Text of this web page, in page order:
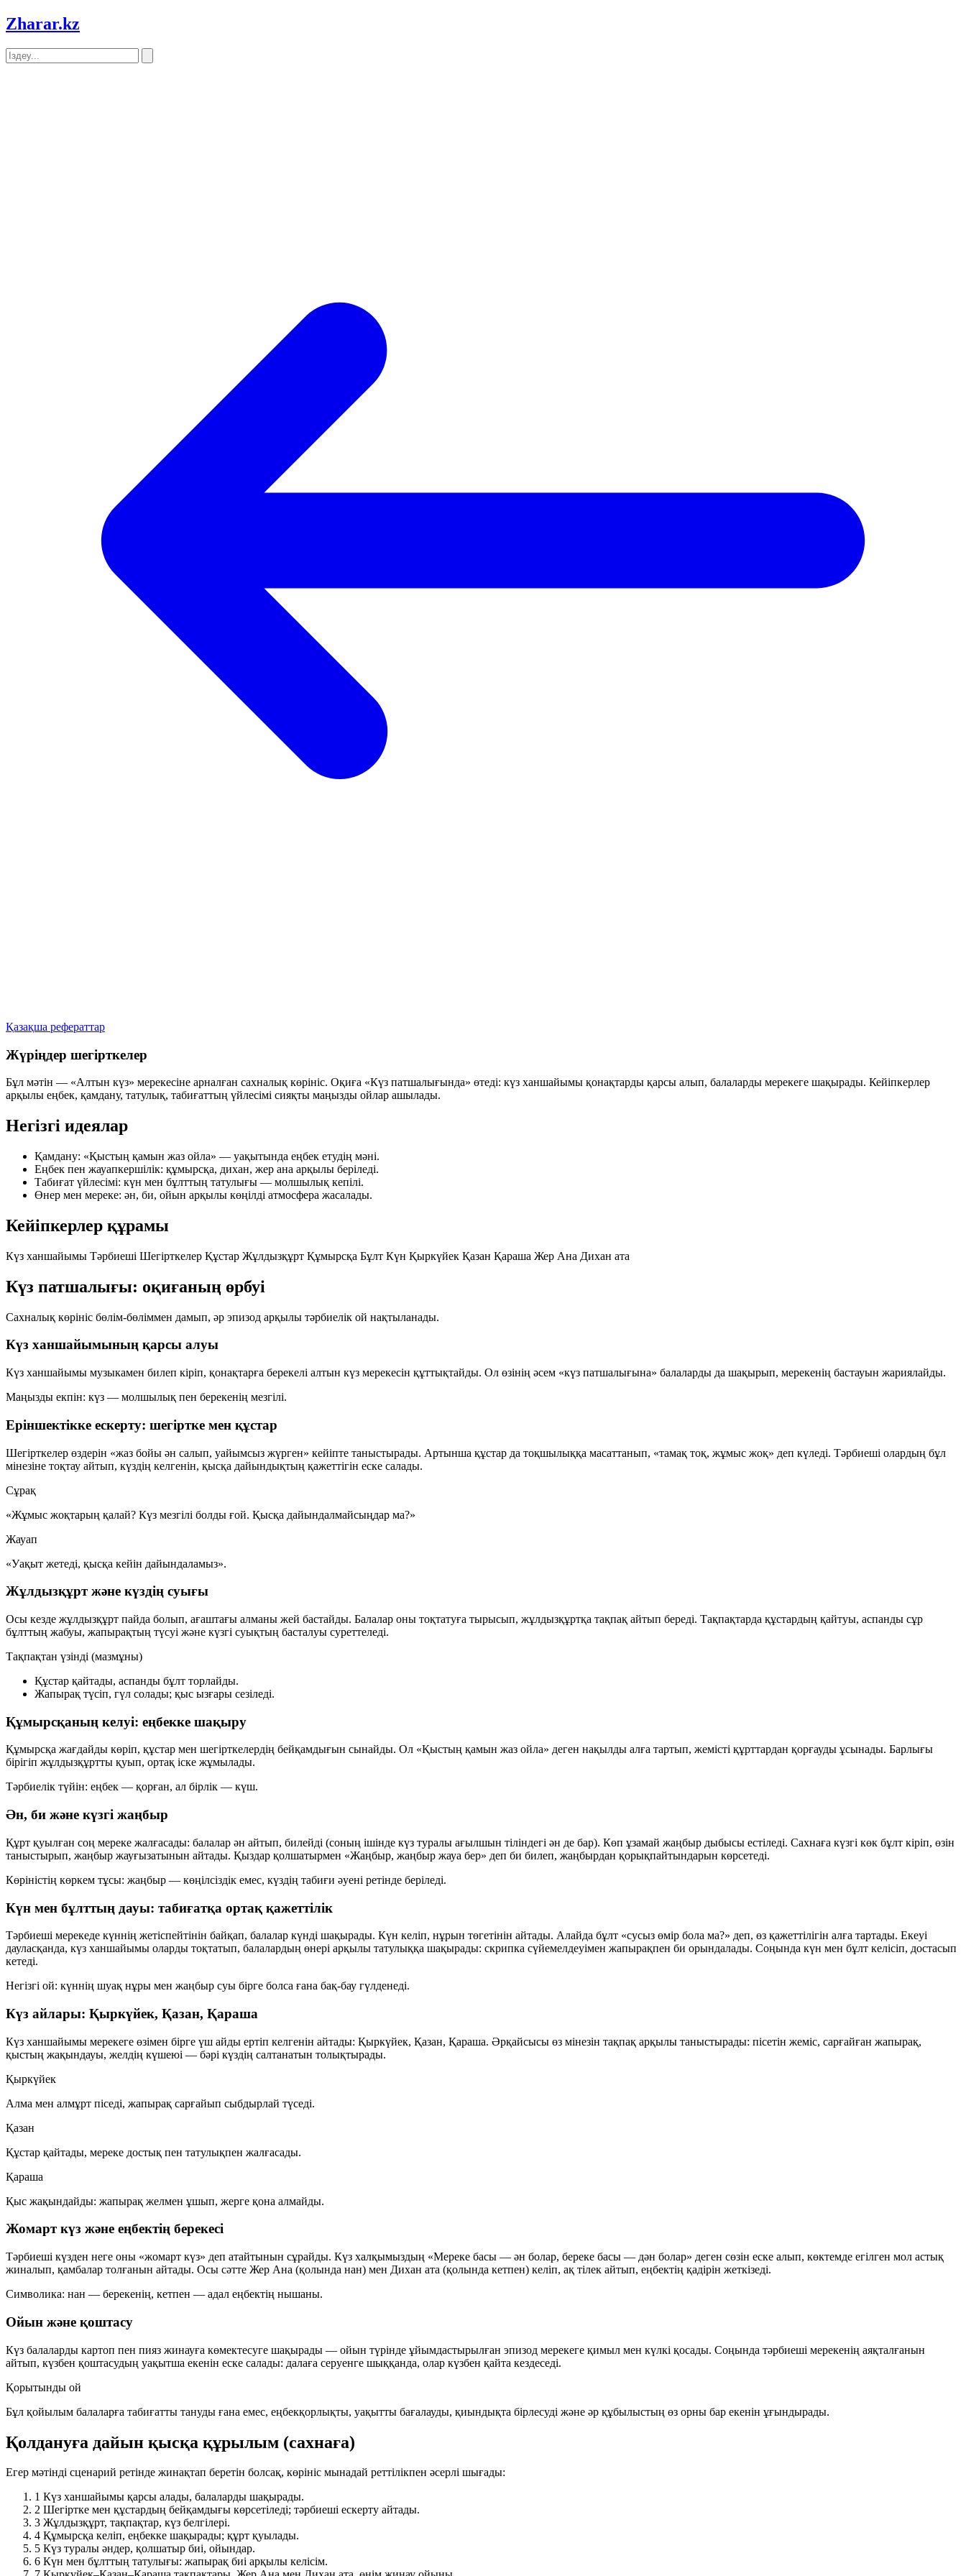
Zharar.kz
Қазақша рефераттар
Жүріңдер шегірткелер
Бұл мәтін — «Алтын күз» мерекесіне арналған сахналық көрініс. Оқиға «Күз патшалығында» өтеді: күз ханшайымы қонақтарды қарсы алып, балаларды мерекеге шақырады. Кейіпкерлер
арқылы еңбек, қамдану, татулық, табиғаттың үйлесімі сияқты маңызды ойлар ашылады.
Негізгі идеялар
Қамдану: «Қыстың қамын жаз ойла» — уақытында еңбек етудің мәні.
Еңбек пен жауапкершілік: құмырсқа, дихан, жер ана арқылы беріледі.
Табиғат үйлесімі: күн мен бұлттың татулығы — молшылық кепілі.
Өнер мен мереке: ән, би, ойын арқылы көңілді атмосфера жасалады.
Кейіпкерлер құрамы
Күз ханшайымы Тәрбиеші Шегірткелер Құстар Жұлдызқұрт Құмырсқа Бұлт Күн Қыркүйек Қазан Қараша Жер Ана Дихан ата
Күз патшалығы: оқиғаның өрбуі
Сахналық көрініс бөлім-бөліммен дамып, әр эпизод арқылы тәрбиелік ой нақтыланады.
Күз ханшайымының қарсы алуы
Күз ханшайымы музыкамен билеп кіріп, қонақтарға берекелі алтын күз мерекесін құттықтайды. Ол өзінің әсем «күз патшалығына» балаларды да шақырып, мерекенің бастауын жариялайды.
Маңызды екпін: күз — молшылық пен берекенің мезгілі.
Еріншектікке ескерту: шегіртке мен құстар
Шегірткелер өздерін «жаз бойы ән салып, уайымсыз жүрген» кейіпте таныстырады. Артынша құстар да тоқшылыққа масаттанып, «тамақ тоқ, жұмыс жоқ» деп күледі. Тәрбиеші олардың бұл
мінезіне тоқтау айтып, күздің келгенін, қысқа дайындықтың қажеттігін еске салады.
Сұрақ
«Жұмыс жоқтарың қалай? Күз мезгілі болды ғой. Қысқа дайындалмайсыңдар ма?»
Жауап
«Уақыт жетеді, қысқа кейін дайындаламыз».
Жұлдызқұрт және күздің суығы
Осы кезде жұлдызқұрт пайда болып, ағаштағы алманы жей бастайды. Балалар оны тоқтатуға тырысып, жұлдызқұртқа тақпақ айтып береді. Тақпақтарда құстардың қайтуы, аспанды сұр
бұлттың жабуы, жапырақтың түсуі және күзгі суықтың басталуы суреттеледі.
Тақпақтан үзінді (мазмұны)
Құстар қайтады, аспанды бұлт торлайды.
Жапырақ түсіп, гүл солады; қыс ызғары сезіледі.
Құмырсқаның келуі: еңбекке шақыру
Құмырсқа жағдайды көріп, құстар мен шегірткелердің бейқамдығын сынайды. Ол «Қыстың қамын жаз ойла» деген нақылды алға тартып, жемісті құрттардан қорғауды ұсынады. Барлығы
бірігіп жұлдызқұртты қуып, ортақ іске жұмылады.
Тәрбиелік түйін: еңбек — қорған, ал бірлік — күш.
Ән, би және күзгі жаңбыр
Құрт қуылған соң мереке жалғасады: балалар ән айтып, билейді (соның ішінде күз туралы ағылшын тіліндегі ән де бар). Көп ұзамай жаңбыр дыбысы естіледі. Сахнаға күзгі көк бұлт кіріп, өзін
таныстырып, жаңбыр жауғызатынын айтады. Қыздар қолшатырмен «Жаңбыр, жаңбыр жауа бер» деп би билеп, жаңбырдан қорықпайтындарын көрсетеді.
Көріністің көркем тұсы: жаңбыр — көңілсіздік емес, күздің табиғи әуені ретінде беріледі.
Күн мен бұлттың дауы: табиғатқа ортақ қажеттілік
Тәрбиеші мерекеде күннің жетіспейтінін байқап, балалар күнді шақырады. Күн келіп, нұрын төгетінін айтады. Алайда бұлт «сусыз өмір бола ма?» деп, өз қажеттілігін алға тартады. Екеуі
дауласқанда, күз ханшайымы оларды тоқтатып, балалардың өнері арқылы татулыққа шақырады: скрипка сүйемелдеуімен жапырақпен би орындалады. Соңында күн мен бұлт келісіп, достасып
кетеді.
Негізгі ой: күннің шуақ нұры мен жаңбыр суы бірге болса ғана бақ-бау гүлденеді.
Күз айлары: Қыркүйек, Қазан, Қараша
Күз ханшайымы мерекеге өзімен бірге үш айды ертіп келгенін айтады: Қыркүйек, Қазан, Қараша. Әрқайсысы өз мінезін тақпақ арқылы таныстырады: пісетін жеміс, сарғайған жапырақ,
қыстың жақындауы, желдің күшеюі — бәрі күздің салтанатын толықтырады.
Қыркүйек
Алма мен алмұрт піседі, жапырақ сарғайып сыбдырлай түседі.
Қазан
Құстар қайтады, мереке достық пен татулықпен жалғасады.
Қараша
Қыс жақындайды: жапырақ желмен ұшып, жерге қона алмайды.
Жомарт күз және еңбектің берекесі
Тәрбиеші күзден неге оны «жомарт күз» деп атайтынын сұрайды. Күз халқымыздың «Мереке басы — ән болар, береке басы — дән болар» деген сөзін еске алып, көктемде егілген мол астық
жиналып, қамбалар толғанын айтады. Осы сәтте Жер Ана (қолында нан) мен Дихан ата (қолында кетпен) келіп, ақ тілек айтып, еңбектің қадірін жеткізеді.
Символика: нан — берекенің, кетпен — адал еңбектің нышаны.
Ойын және қоштасу
Күз балаларды картоп пен пияз жинауға көмектесуге шақырады — ойын түрінде ұйымдастырылған эпизод мерекеге қимыл мен күлкі қосады. Соңында тәрбиеші мерекенің аяқталғанын
айтып, күзбен қоштасудың уақытша екенін еске салады: далаға серуенге шыққанда, олар күзбен қайта кездеседі.
Қорытынды ой
Бұл қойылым балаларға табиғатты тануды ғана емес, еңбекқорлықты, уақытты бағалауды, қиындықта бірлесуді және әр құбылыстың өз орны бар екенін ұғындырады.
Қолдануға дайын қысқа құрылым (сахнаға)
Егер мәтінді сценарий ретінде жинақтап беретін болсақ, көрініс мынадай реттілікпен әсерлі шығады:
1 Күз ханшайымы қарсы алады, балаларды шақырады.
2 Шегіртке мен құстардың бейқамдығы көрсетіледі; тәрбиеші ескерту айтады.
3 Жұлдызқұрт, тақпақтар, күз белгілері.
4 Құмырсқа келіп, еңбекке шақырады; құрт қуылады.
5 Күз туралы әндер, қолшатыр биі, ойындар.
6 Күн мен бұлттың татулығы: жапырақ биі арқылы келісім.